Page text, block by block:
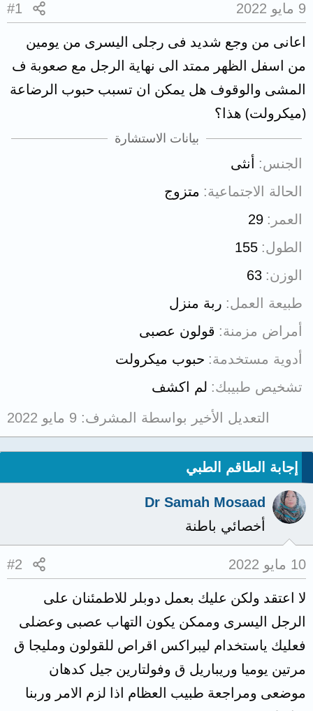
9 مايو 2022 #1
اعانى من وجع شديد فى رجلى اليسرى من يومين
من اسفل الظهر ممتد الى نهاية الرجل مع صعوبة ف
المشى والوقوف هل يمكن ان تسبب حبوب الرضاعة
(ميكرولت) هذا؟
بيانات الاستشارة
الجنس
أنثى
الحالة الاجتماعية
متزوج
العمر
29
الطول 155
الوزن 63
طبيعة العمل ربة منزل
أمراض مزمنة
قولون عصبى
أدوية مستخدمة حبوب ميكرولت
تشخيص طبيبك لم اكشف
التعديل الأخير بواسطة المشرف: 9 مايو 2022
إجابة الطاقم الطبي
Dr Samah Mosaad
أخصائي باطنة
10 مايو 2022 #2
لا اعتقد ولكن عليك بعمل دوبلر للاطمئنان على
الرجل اليسرى وممكن يكون التهاب عصبى وعضلى
فعليك ياستخدام ليبراكس اقراص للقولون ومليجا ق
مرتين يوميا وريباريل ق وفولتارين جيل كدهان
موضعى ومراجعة طبيب العظام اذا لزم الامر وربنا